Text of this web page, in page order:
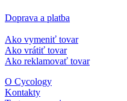
Doprava a platba
Ako vymeniť tovar
Ako vrátiť tovar
Ako reklamovať tovar
O Cycology
Kontakty